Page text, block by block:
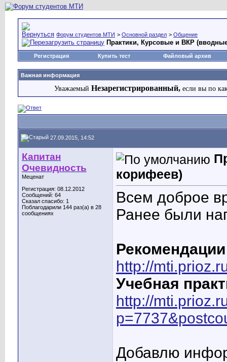
Форум студентов МТИ > Основной раздел > Общение
Практики, Курсовые и ВКР
Регистрация Купить тест Файловый архив
Важная информация
Уважаемый Незарегистрированный, если вы по
27.09.2015, 14:52
Капитан
Очевидность
Меценат
Регистрация: 08.12.2012
Сообщений: 64
Сказал спасибо: 1
Поблагодарили 144 раз(а) в 28
сообщениях
корифеев)
Всем доброе
Ранее были
http://
Учебная
http://
Добавлю